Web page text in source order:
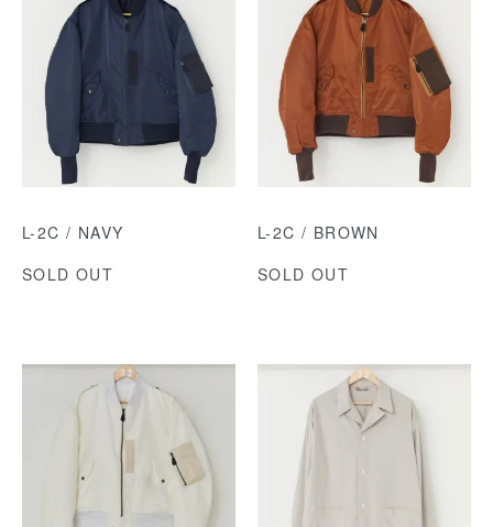
L-2C / NAVY
SOLD OUT
L-2C / BROWN
SOLD OUT